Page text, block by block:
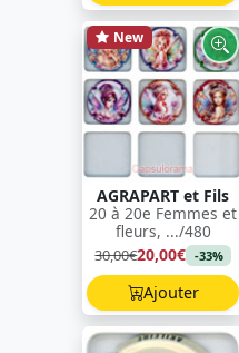
New
AGRAPART et Fils
20 à 20e Femmes et
fleurs, .../480
30,00€20,00€ -33%
Ajouter